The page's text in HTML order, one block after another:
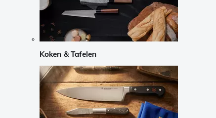
Koken & Tafelen